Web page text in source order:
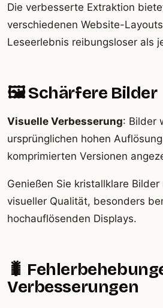
Die verbesserte Extraktion
verschiedenen Website-
Leseerlebnis reibungsloser als
🖼️ Schärfere Bilder
Visuelle Verbesserung: Bilder
ursprünglichen hohen
komprimierten Versionen
Genießen Sie kristallklare
visueller Qualität, besonders
hochauflösenden Displays.
🐛
Verbesserungen